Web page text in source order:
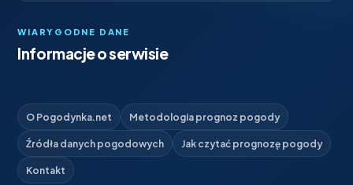
WIARYGODNE DANE
Informacje o serwisie
O Pogodynka.net Metodologia prognoz pogody
Źródła danych pogodowych Jak czytać prognozę pogody
Kontakt